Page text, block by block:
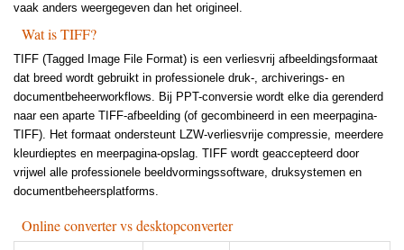
vaak anders weergegeven dan het origineel.
Wat is TIFF?
TIFF (Tagged Image File Format) is een verliesvrij afbeeldingsformaat
dat breed wordt gebruikt in professionele druk-, archiverings- en
documentbeheerworkflows. Bij PPT-conversie wordt elke dia gerenderd
naar een aparte TIFF-afbeelding (of gecombineerd in een meerpagina-
TIFF). Het formaat ondersteunt LZW-verliesvrije compressie, meerdere
kleurdieptes en meerpagina-opslag. TIFF wordt geaccepteerd door
vrijwel alle professionele beeldvormingssoftware, druksystemen en
documentbeheersplatforms.
Online converter vs desktopconverter